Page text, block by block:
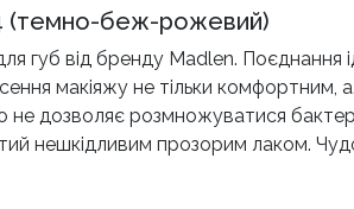
(темно-беж-рожевий)
губ від бренду Madlen. Поєднання
макіяжу не тільки
не дозволяє розмножуватися
нешкідливим прозорим лаком.